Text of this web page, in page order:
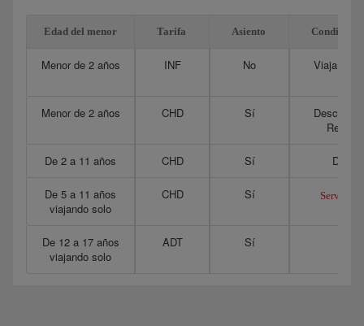
Edad del menor Tarifa Asiento
Menor de 2 años INF No
Viaja y
Menor de 2 años CHD Sí
De 2 a 11 años CHD Sí
De 5 a 11 años
viajando solo
CHD Sí Servicio
De 12 a 17 años
viajando solo
ADT Sí